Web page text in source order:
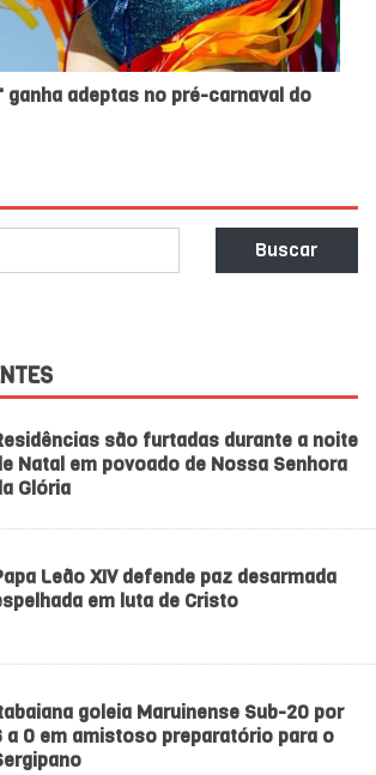
adeptas no pré-carnaval do
Buscar
são furtadas durante a noite
Natal em povoado de Nossa Senhora
Glória
Leão XIV defende paz desarmada
em luta de Cristo
goleia Maruinense Sub-20 por
a 0 em amistoso preparatório para o